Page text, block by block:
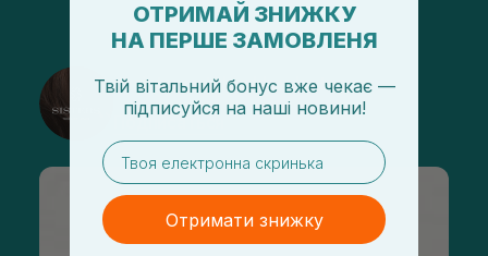
@sisters_stelmakh в Instagram
Подписаться
ОТРИМАЙ ЗНИЖКУ
НА ПЕРШЕ ЗАМОВЛЕНЯ
Твій вітальний бонус вже чекає —
підписуйся на наші новини!
email
Отримати знижку